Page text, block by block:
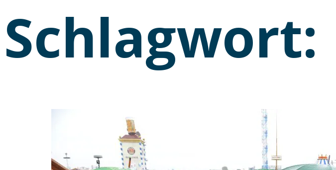
Schlagwort: